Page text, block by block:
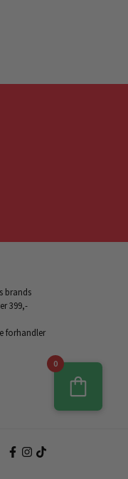
brands
399,-
forhandler
0